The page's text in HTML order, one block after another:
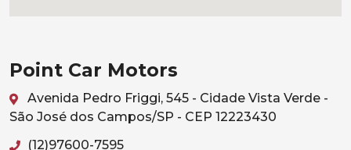
Point Car Motors
Avenida Pedro Friggi, 545 - Cidade Vista Verde -
São José dos Campos/SP - CEP 12223430
(12)97600-7595